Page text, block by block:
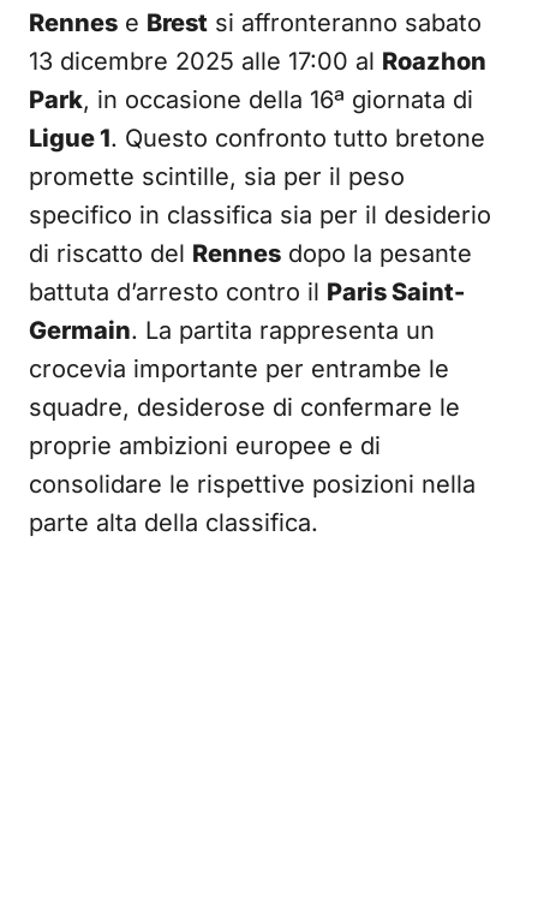
Rennes e Brest si affronteranno sabato
13 dicembre 2025 alle 17:00 al Roazhon
Park, in occasione della 16ª giornata di
Ligue 1. Questo confronto tutto bretone
promette scintille, sia per il peso
specifico in classifica sia per il desiderio
di riscatto del Rennes dopo la pesante
battuta d’arresto contro il Paris Saint-
Germain. La partita rappresenta un
crocevia importante per entrambe le
squadre, desiderose di confermare le
proprie ambizioni europee e di
consolidare le rispettive posizioni nella
parte alta della classifica.